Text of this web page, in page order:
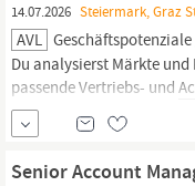
14.07.2026 Steiermark, Graz
AVL
Du analysierst Märkte
passende Vertriebs- und
erfolgreich um. Mit deiner
wertvolle Impulse in unser
nachhaltig zum Erfolg
Senior Account